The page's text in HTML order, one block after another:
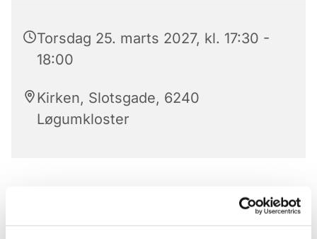
Torsdag 25. marts 2027, kl. 17:30 -
18:00
Kirken, Slotsgade, 6240
Løgumkloster
Klokkeringning